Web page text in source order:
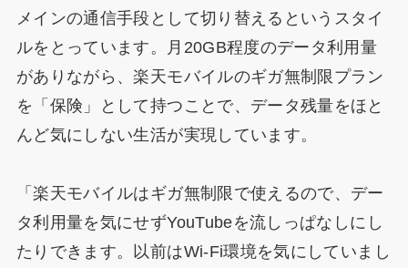
メインの通信手段として切り替えるというスタイ
ルをとっています。月20GB程度のデータ利用量
がありながら、楽天モバイルのギガ無制限プラン
を「保険」として持つことで、データ残量をほと
んど気にしない生活が実現しています。
「楽天モバイルはギガ無制限で使えるので、デー
タ利用量を気にせずYouTubeを流しっぱなしにし
たりできます。以前はWi-Fi環境を気にしていまし